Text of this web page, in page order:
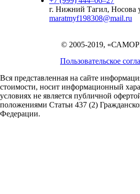
г. Нижний Тагил, Носова
maratmyf198308@mail.ru
© 2005-2019,
Пользовательское
Вся представленная на сайте
стоимости, носит информационный
условиях не является публичной
положениями Статьи 437 (2)
Федерации.